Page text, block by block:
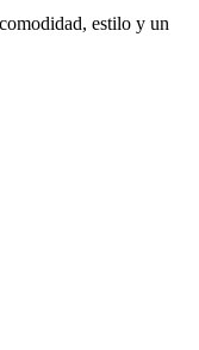
estilo y un